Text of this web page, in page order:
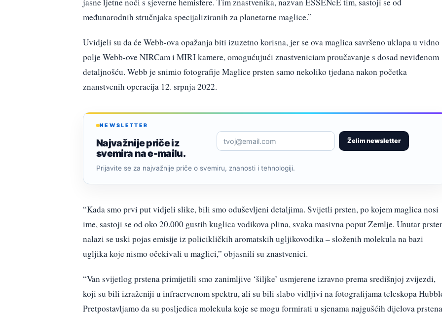
međunarodnih stručnjaka specijaliziranih za planetarne maglice.”
Uvidjeli su da će Webb-ova opažanja biti izuzetno korisna, jer se ova maglica savršeno uklapa u vidno
polje Webb-ove NIRCam i MIRI kamere, omogućujući znastveniciam proučavanje s dosad neviđenom
detaljnošću. Webb je snimio fotografije Maglice prsten samo nekoliko tjedana nakon početka
znanstvenih operacija 12. srpnja 2022.
NEWSLETTER
Najvažnije priče iz
svemira na e-mailu.
Želim newsletter
Prijavite se za najvažnije priče o svemiru, znanosti i tehnologiji.
“Kada smo prvi put vidjeli slike, bili smo oduševljeni detaljima. Svijetli prsten, po kojem maglica nosi
ime, sastoji se od oko 20.000 gustih kuglica vodikova plina, svaka masivna poput Zemlje. Unutar
nalazi se uski pojas emisije iz policikličkih aromatskih ugljikovodika – složenih molekula na bazi
ugljika koje nismo očekivali u maglici,” objasnili su znastvenici.
“Van svijetlog prstena primijetili smo zanimljive ‘šiljke’ usmjerene izravno prema središnjoj zvijezdi,
koji su bili izraženiji u infracrvenom spektru, ali su bili slabo vidljivi na fotografijama teleskopa
Pretpostavljamo da su posljedica molekula koje se mogu formirati u sjenama najgušćih dijelova